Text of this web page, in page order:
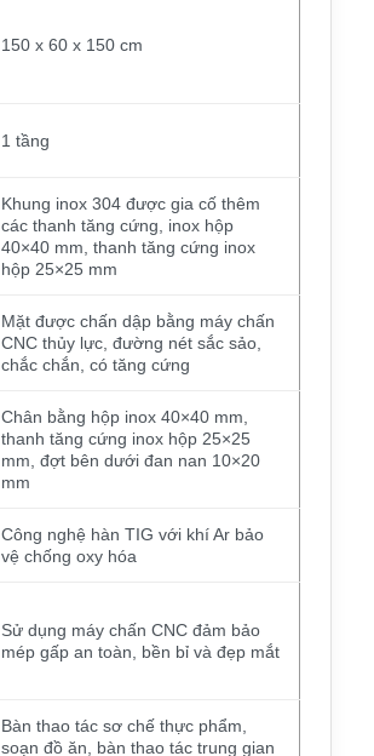
150 x 60 x 150 cm
1 tầng
Khung inox 304 được gia cố thêm
các thanh tăng cứng, inox hộp
40×40 mm, thanh tăng cứng inox
hộp 25×25 mm
Mặt được chấn dập bằng máy chấn
CNC thủy lực, đường nét sắc sảo,
chắc chắn, có tăng cứng
Chân bằng hộp inox 40×40 mm,
thanh tăng cứng inox hộp 25×25
mm, đợt bên dưới đan nan 10×20
mm
Công nghệ hàn TIG với khí Ar bảo
vệ chống oxy hóa
Sử dụng máy chấn CNC đảm bảo
mép gấp an toàn, bền bỉ và đẹp mắt
Bàn thao tác sơ chế thực phẩm,
soạn đồ ăn, bàn thao tác trung gian